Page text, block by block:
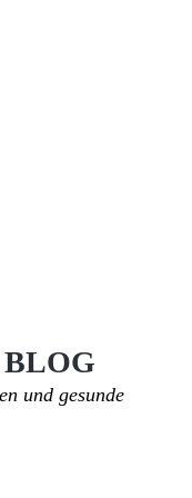
und gesunde